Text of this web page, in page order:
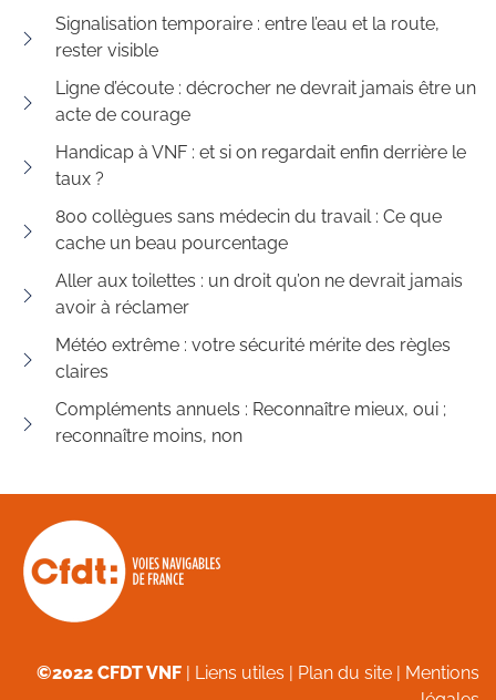
Signalisation temporaire : entre l’eau et la route,
rester visible
Ligne d’écoute : décrocher ne devrait jamais être un
acte de courage
Handicap à VNF : et si on regardait enfin derrière le
taux ?
800 collègues sans médecin du travail : Ce que
cache un beau pourcentage
Aller aux toilettes : un droit qu’on ne devrait jamais
avoir à réclamer
Météo extrême : votre sécurité mérite des règles
claires
Compléments annuels : Reconnaître mieux, oui ;
reconnaître moins, non
©2022 CFDT VNF Liens utiles Plan du site
Mentions